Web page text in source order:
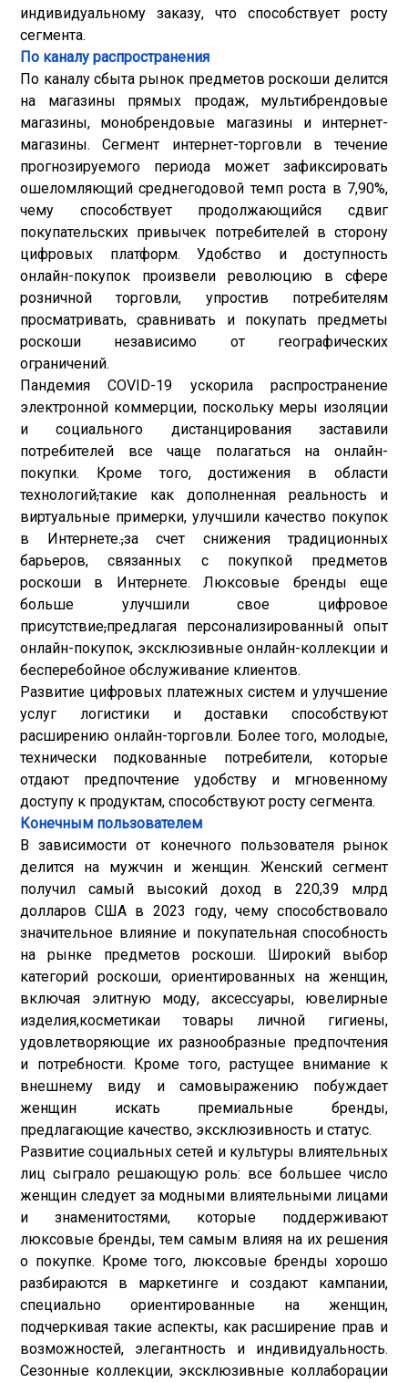
индивидуальному заказу, что способствует росту
сегмента.
По каналу распространения
По каналу сбыта рынок предметов роскоши делится
на магазины прямых продаж, мультибрендовые
магазины, монобрендовые магазины и интернет-
магазины. Сегмент интернет-торговли в течение
прогнозируемого периода может зафиксировать
ошеломляющий среднегодовой темп роста в 7,90%,
чему способствует продолжающийся сдвиг
покупательских привычек потребителей в сторону
цифровых платформ. Удобство и доступность
онлайн-покупок произвели революцию в сфере
розничной торговли, упростив потребителям
просматривать, сравнивать и покупать предметы
роскоши независимо от географических
ограничений.
Пандемия COVID-19 ускорила распространение
электронной коммерции, поскольку меры изоляции
и социального дистанцирования заставили
потребителей все чаще полагаться на онлайн-
покупки. Кроме того, достижения в области
технологий,такие как дополненная реальность и
виртуальные примерки, улучшили качество покупок
в Интернете.,за счет снижения традиционных
барьеров, связанных с покупкой предметов
роскоши в Интернете. Люксовые бренды еще
больше улучшили свое цифровое
присутствие,предлагая персонализированный опыт
онлайн-покупок, эксклюзивные онлайн-коллекции и
бесперебойное обслуживание клиентов.
Развитие цифровых платежных систем и улучшение
услуг логистики и доставки способствуют
расширению онлайн-торговли. Более того, молодые,
технически подкованные потребители, которые
отдают предпочтение удобству и мгновенному
доступу к продуктам, способствуют росту сегмента.
Конечным пользователем
В зависимости от конечного пользователя рынок
делится на мужчин и женщин. Женский сегмент
получил самый высокий доход в 220,39 млрд
долларов США в 2023 году, чему способствовало
значительное влияние и покупательная способность
на рынке предметов роскоши. Широкий выбор
категорий роскоши, ориентированных на женщин,
включая элитную моду, аксессуары, ювелирные
изделия,косметикаи товары личной гигиены,
удовлетворяющие их разнообразные предпочтения
и потребности. Кроме того, растущее внимание к
внешнему виду и самовыражению побуждает
женщин искать премиальные бренды,
предлагающие качество, эксклюзивность и статус.
Развитие социальных сетей и культуры влиятельных
лиц сыграло решающую роль: все большее число
женщин следует за модными влиятельными лицами
и знаменитостями, которые поддерживают
люксовые бренды, тем самым влияя на их решения
о покупке. Кроме того, люксовые бренды хорошо
разбираются в маркетинге и создают кампании,
специально ориентированные на женщин,
подчеркивая такие аспекты, как расширение прав и
возможностей, элегантность и индивидуальность.
Сезонные коллекции, эксклюзивные коллаборации